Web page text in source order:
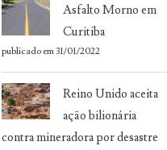
Asfalto Morno em
Curitiba
publicado em 31/01/2022
Reino Unido aceita
ação bilionária
contra mineradora por desastre